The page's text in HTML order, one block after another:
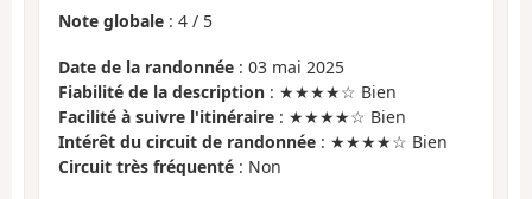
Note globale : 4 / 5
Date de la randonnée : 03 mai 2025
Fiabilité de la description : ★★★★☆ Bien
Facilité à suivre l'itinéraire : ★★★★☆ Bien
Intérêt du circuit de randonnée : ★★★★☆ Bien
Circuit très fréquenté : Non